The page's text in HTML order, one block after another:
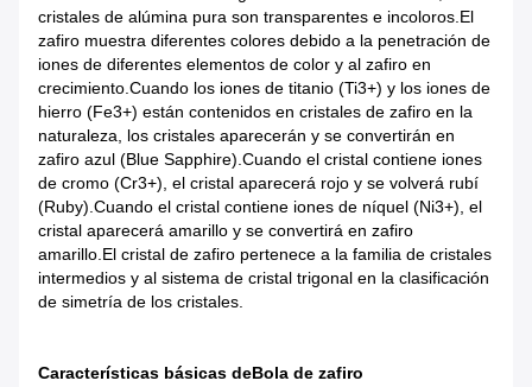
cristales de alúmina pura son transparentes e incoloros.El
zafiro muestra diferentes colores debido a la penetración de
iones de diferentes elementos de color y al zafiro en
crecimiento.Cuando los iones de titanio (Ti3+) y los iones de
hierro (Fe3+) están contenidos en cristales de zafiro en la
naturaleza, los cristales aparecerán y se convertirán en
zafiro azul (Blue Sapphire).Cuando el cristal contiene iones
de cromo (Cr3+), el cristal aparecerá rojo y se volverá rubí
(Ruby).Cuando el cristal contiene iones de níquel (Ni3+), el
cristal aparecerá amarillo y se convertirá en zafiro
amarillo.El cristal de zafiro pertenece a la familia de cristales
intermedios y al sistema de cristal trigonal en la clasificación
de simetría de los cristales.
Características básicas deBola de zafiro